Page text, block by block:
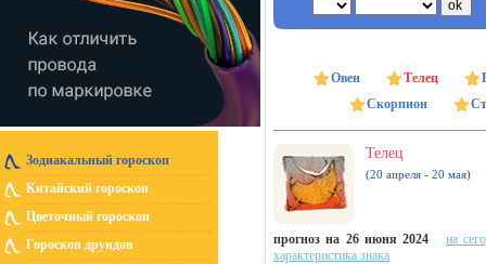
Зодиакальный гороскоп
Китайский гороскоп
Цветочный гороскоп
Гороскоп друидов
Овен Телец
Скорпион
Телец
(20 апреля - 20 мая)
прогноз на 26 июня 2024
на
характеристика знака